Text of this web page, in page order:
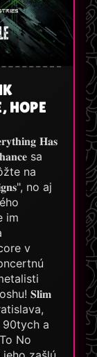
HOPE
𝐇𝐚𝐬
sa
na
no aj
im
v
𝐒𝐥𝐢𝐦
90tych a
No